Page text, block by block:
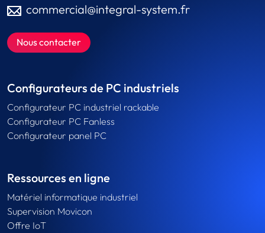
commercial@integral-system.fr
Nous contacter
Configurateurs de PC industriels
Configurateur PC industriel rackable
Configurateur PC Fanless
Configurateur panel PC
Ressources en ligne
Matériel informatique industriel
Supervision Movicon
Offre IoT